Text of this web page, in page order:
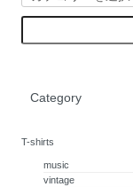
Category
T-shirts
music
vintage